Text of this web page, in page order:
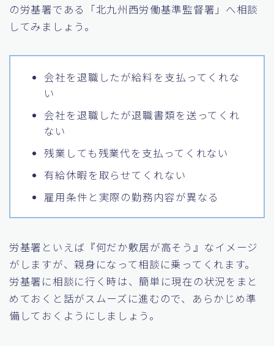
の労基署である「北九州西労働基準監督署」へ相談
してみましょう。
会社を退職したが給料を支払ってくれな
い
会社を退職したが退職書類を送ってくれ
ない
残業しても残業代を支払ってくれない
有給休暇を取らせてくれない
雇用条件と実際の勤務内容が異なる
労基署といえば『何だか敷居が高そう』なイメージ
がしますが、親身になって相談に乗ってくれます。
労基署に相談に行く時は、簡単に現在の状況をまと
めておくと話がスムーズに進むので、あらかじめ準
備しておくようにしましょう。